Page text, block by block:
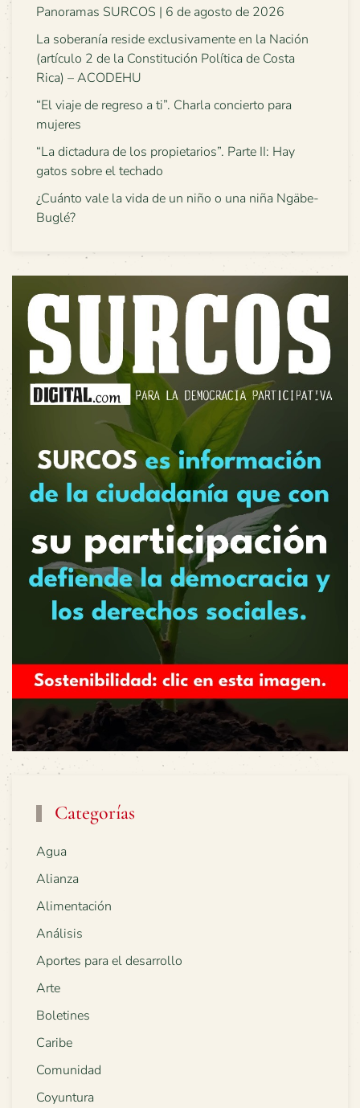
Panoramas SURCOS | 6 de agosto de 2026
La soberanía reside exclusivamente en la Nación
(artículo 2 de la Constitución Política de Costa
Rica) – ACODEHU
“El viaje de regreso a ti”. Charla concierto para
mujeres
“La dictadura de los propietarios”. Parte II: Hay
gatos sobre el techado
¿Cuánto vale la vida de un niño o una niña Ngäbe-
Buglé?
Categorías
Agua
Alianza
Alimentación
Análisis
Aportes para el desarrollo
Arte
Boletines
Caribe
Comunidad
Coyuntura